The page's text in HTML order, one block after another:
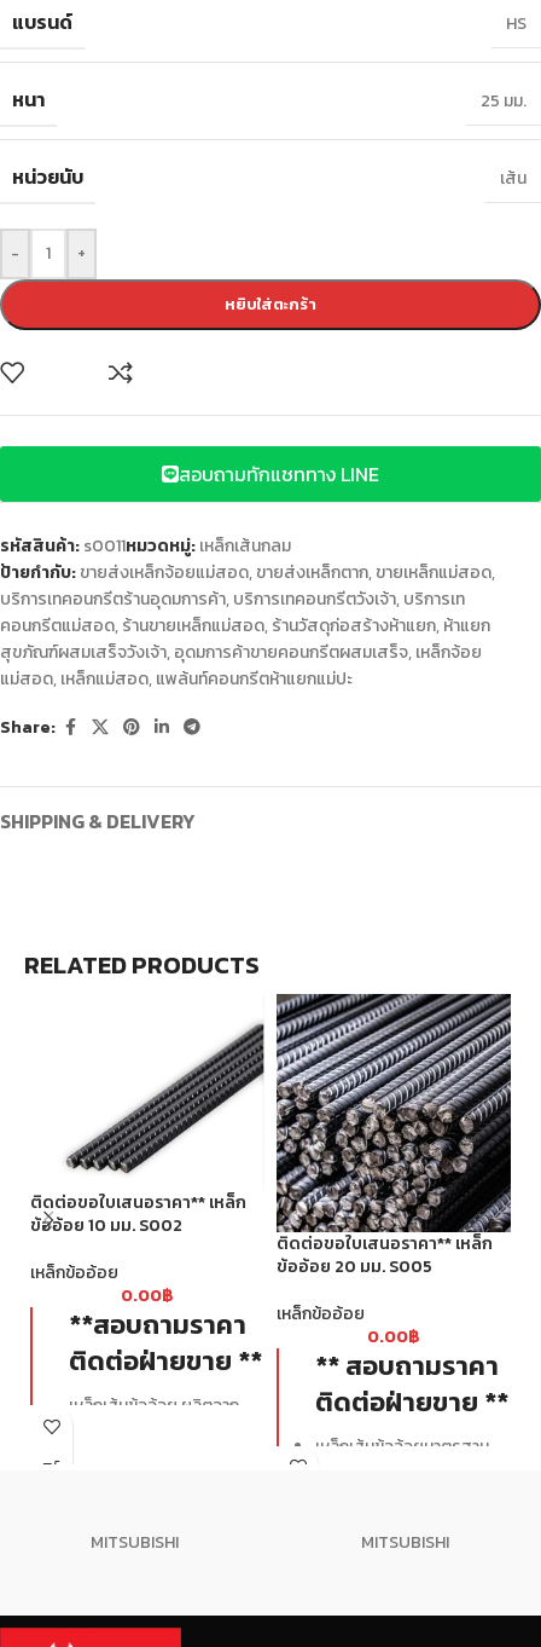
แบรนด์ HS
หนา 25 มม.
หน่วยนับ เส้น
- +
หยิบใส่ตะกร้า
สอบถามทักแชททาง LINE
รหัสสินค้า:s0011หมวดหมู่:เหล็กเส้นกลม
ป้ายกำกับ:ขายส่งเหล็กจ้อยแม่สอด,ขายส่งเหล็กตาก,ขายเหล็กแม่สอด,
บริการเทคอนกรีตร้านอุดมการค้า,บริการเทคอนกรีตวังเจ้า,บริการเท
คอนกรีตแม่สอด,ร้านขายเหล็กแม่สอด,ร้านวัสดุก่อสร้างห้าแยก,ห้าแยก
สุขภัณฑ์ผสมเสร็จวังเจ้า,อุดมการค้าขายคอนกรีตผสมเสร็จ,เหล็กจ้อย
แม่สอด,เหล็กแม่สอด,แพล้นท์คอนกรีตห้าแยกแม่ปะ
Share:
SHIPPING & DELIVERY
RELATED PRODUCTS
ติดต่อขอใบเสนอราคา** เหล็ก
ข้ออ้อย 10 มม. S002
เหล็กข้ออ้อย
0.00฿
**สอบถามราคา
ติดต่อฝ่ายขาย **
เหล็กเส้นข้ออ้อย ผลิตจาก
โครงสร้างพื้นฐาน ช่วยเสริม
ติดต่อขอใบเสนอราคา** เหล็ก
ข้ออ้อย 20 มม. S005
เหล็กข้ออ้อย
0.00฿
** สอบถามราคา
ติดต่อฝ่ายขาย **
เหล็กเส้นข้ออ้อยมาตรฐาน
เ
MITSUBISHI MITSUBISHI